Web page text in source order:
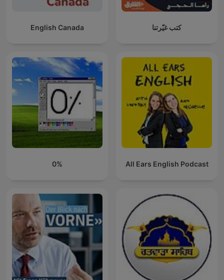
كتب غيّرتنا English Canada
All Ears English Podcast
0%